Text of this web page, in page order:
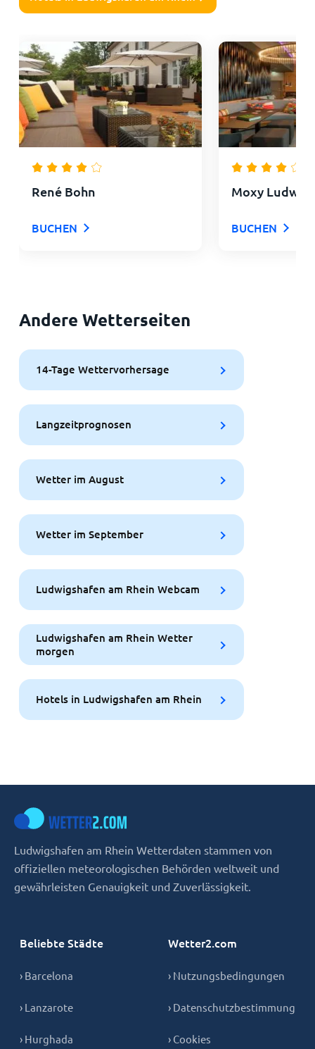
René Bohn
BUCHEN
Moxy
BUCHEN
Andere Wetterseiten
14-Tage Wettervorhersage
Langzeitprognosen
Wetter im August
Wetter im September
Ludwigshafen am Rhein Webcam
Ludwigshafen am Rhein Wetter
morgen
Hotels in Ludwigshafen am Rhein
Ludwigshafen am Rhein Wetterdaten stammen von
offiziellen meteorologischen Behörden weltweit und
gewährleisten Genauigkeit und Zuverlässigkeit.
Beliebte Städte
› Barcelona
› Lanzarote
› Hurghada
Wetter2.com
› Nutzungsbedingungen
› Datenschutzbestimmung
› Cookies